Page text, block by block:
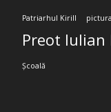
Patriarhul Kirill pictura
Preot Iulian
Școală